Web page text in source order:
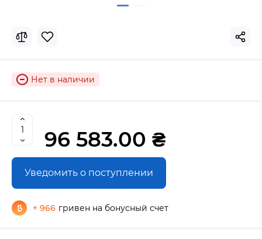
Нет в наличии
96 583.00 ₴
Уведомить о поступлении
+ 966 гривен на бонусный счет